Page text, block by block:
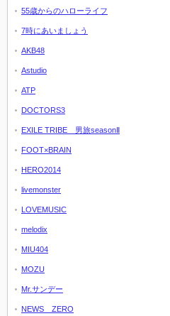
55歳からのハローライフ
7時にあいましょう
AKB48
Astudio
ATP
DOCTORS3
EXILE TRIBE 男旅seasonⅡ
FOOT×BRAIN
HERO2014
livemonster
LOVEMUSIC
melodix
MIU404
MOZU
Mr.サンデー
NEWS ZERO